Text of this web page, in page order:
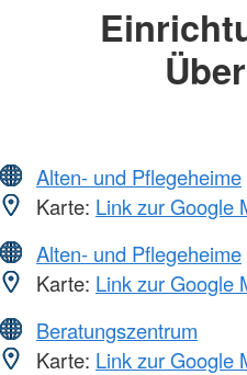
Alten- und Pflegeheime
Karte: Link zur Google
Alten- und Pflegeheime
Karte: Link zur Google
Beratungszentrum
Karte: Link zur Google